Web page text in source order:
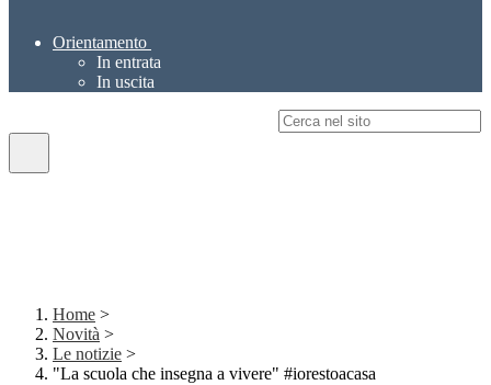
Orientamento
In entrata
In uscita
Home >
Novità >
Le notizie >
"La scuola che insegna a vivere" #iorestoacasa